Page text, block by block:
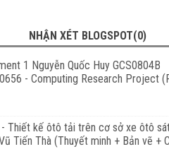
NHẬN XÉT BLOGSPOT(0)
1 Nguyễn Quốc Huy GCS0804B
- Computing Research Project
Thiết kế ôtô tải trên cơ sở xe ôtô
Tiến Thà (Thuyết minh + Bản vẽ +